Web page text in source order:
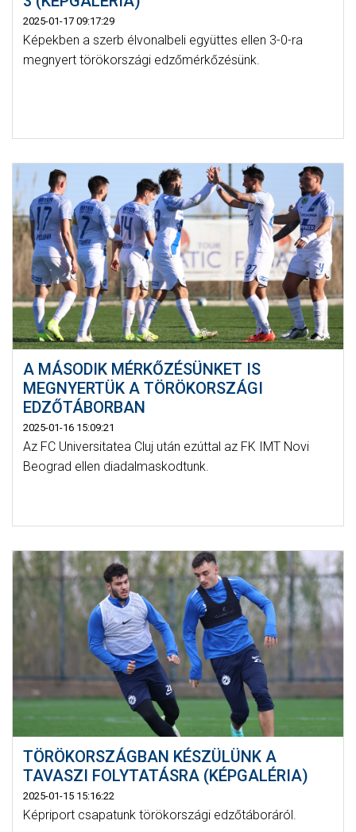
2025-01-17 09:17:29
Képekben a szerb élvonalbeli együttes ellen 3-0-ra
megnyert törökországi edzőmérkőzésünk.
A MÁSODIK MÉRKŐZÉSÜNKET IS
MEGNYERTÜK A TÖRÖKORSZÁGI
EDZŐTÁBORBAN
2025-01-16 15:09:21
Az FC Universitatea Cluj után ezúttal az FK IMT Novi
Beograd ellen diadalmaskodtunk.
TÖRÖKORSZÁGBAN KÉSZÜLÜNK A
TAVASZI FOLYTATÁSRA (KÉPGALÉRIA)
2025-01-15 15:16:22
Képriport csapatunk törökországi edzőtáboráról.